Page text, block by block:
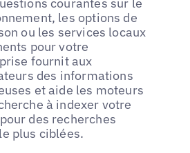
courantes sur le
les options de
ou les services locaux
pour votre
fournit aux
des informations
et aide les moteurs
à indexer votre
des recherches
plus ciblées.